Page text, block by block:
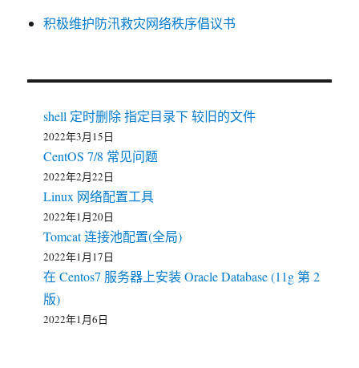
积极维护防汛救灾网络秩序倡议书
shell 定时删除 指定目录下 较旧的文件
2022年3月15日
CentOS 7/8 常见问题
2022年2月22日
Linux 网络配置工具
2022年1月20日
Tomcat 连接池配置(全局)
2022年1月17日
在 Centos7 服务器上安装 Oracle Database (11g 第 2
版)
2022年1月6日